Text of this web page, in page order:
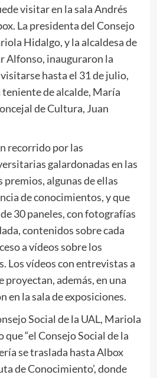
visitar en la sala Andrés
La presidenta del Consejo
Hidalgo, y la alcaldesa de
Alfonso, inauguraron la
hasta el 31 de julio,
de alcalde, María
de Cultura, Juan
recorrido por las
galardonadas en las
premios, algunas de ellas
de conocimientos, y que
30 paneles, con fotografías
contenidos sobre cada
a vídeos sobre los
Los vídeos con entrevistas a
proyectan, además, en una
en la sala de exposiciones.
Social de la UAL, Mariola
“el Consejo Social de la
se traslada hasta Albox
de Conocimiento’, donde